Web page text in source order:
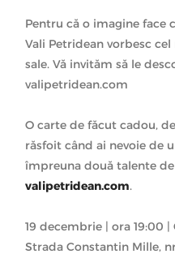
Pentru că o imagine face
Vali Petridean vorbesc
sale. Vă invităm să le
valipetridean.com
O carte de făcut cadou,
răsfoit când ai nevoie de
împreuna două talente
valipetridean.com.
19 decembrie | ora 19:00
Strada Constantin Mille,